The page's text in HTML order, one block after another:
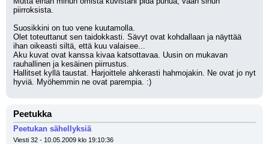
piirroksista.
Suosikkini on tuo vene kuutamolla.
Olet toteuttanut sen taidokkasti. Sävyt ovat kohdallaan ja näyttää
ihan oikeasti siltä, että kuu valaisee...
Aku kuvat ovat kanssa kivaa katsottavaa. Uusin on mukavan
rauhallinen ja kesäinen piirrustus.
Hallitset kyllä taustat. Harjoittele ahkerasti hahmojakin. Ne ovat jo nyt
hyviä. Myöhemmin ne ovat parempia. :)
Peetukka
Peetukan sähellyksiä
Viesti 32 - 10.05.2009 klo 19:10:36